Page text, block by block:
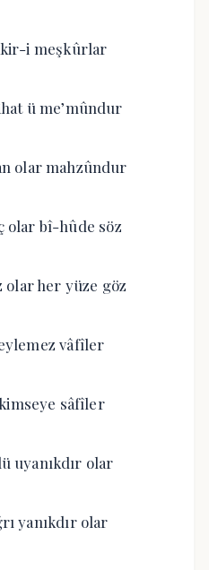
i meşkûrlar
ü me’mûndur
olar mahzûndur
olar bî-hûde söz
olar her yüze göz
vâfîler
sâfîler
uyanıkdır olar
yanıkdır olar